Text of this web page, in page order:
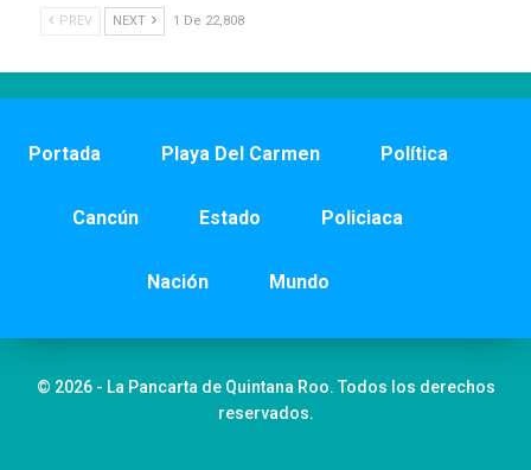
PREV NEXT 1 De 22,808
Portada Playa Del Carmen Política
Cancún Estado Policiaca
Nación Mundo
© 2026 - La Pancarta de Quintana Roo. Todos los derechos
reservados.